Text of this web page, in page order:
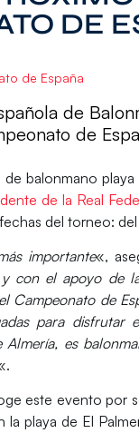
DE
de España
de
de
de balonmano
de la Real
del torneo:
importante«,
con el apoyo de
Campeonato de
para disfrutar
Almería, es
este evento por
la playa de El